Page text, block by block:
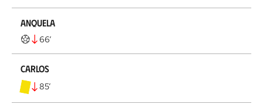
Anquela
66’
Carlos
85’